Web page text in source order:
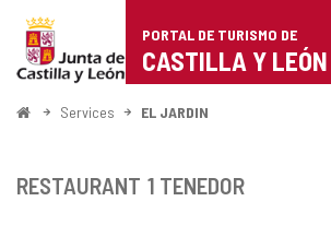
Portal
de
Turismo
Castilla
PORTAL DE TURISMO DE
CASTILLA Y LEÓN
<
Services EL JARDIN
RESTAURANT 1 TENEDOR